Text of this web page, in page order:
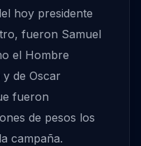
hoy presidente
fueron Samuel
el Hombre
de Oscar
fueron
de pesos los
campaña.